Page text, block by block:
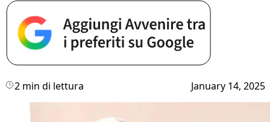
2 min di lettura January 14, 2025